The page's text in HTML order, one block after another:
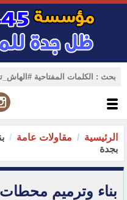
الرئيسية مقاولات عامة
بجدة
بناء وترميم